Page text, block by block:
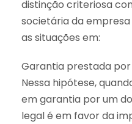
distinção criteriosa
societária da
as situações em:
Garantia prestada por
Nessa hipótese,
em garantia por um
legal é em favor da